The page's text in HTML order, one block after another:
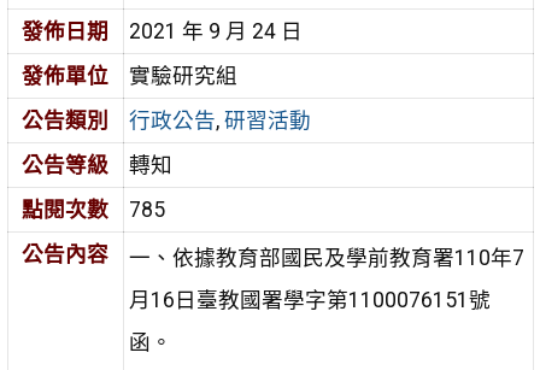
發佈日期
2021 年 9 月 24 日
發佈單位
實驗研究組
公告類別
行政公告, 研習活動
公告等級
轉知
點閱次數
785
公告內容
一、依據教育部國民及學前教育署110年7
月16日臺教國署學字第1100076151號
函。